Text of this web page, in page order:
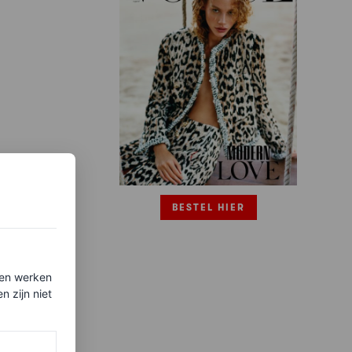
BESTEL HIER
werken
zijn niet